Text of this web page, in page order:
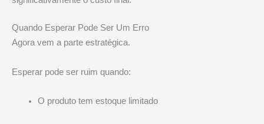
Quando Esperar Pode Ser Um Erro
Agora vem a parte estratégica.
Esperar pode ser ruim quando:
O produto tem estoque limitado